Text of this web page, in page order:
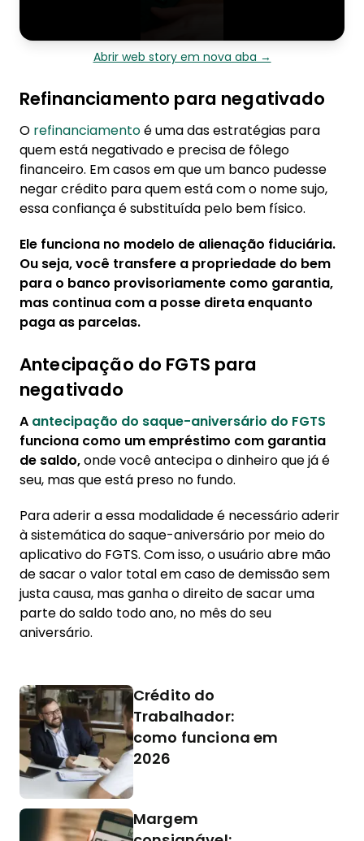
Abrir web story em nova aba →
Refinanciamento para negativado
O refinanciamentoé uma das estratégias para
quem está negativado e precisa de fôlego
financeiro. Em casos em que um banco pudesse
negar crédito para quem está com o nome sujo,
essa confiança é substituída pelo bem físico.
Ele funciona no modelo de alienação fiduciária.
Ou seja, você transfere a propriedade do bem
para o banco provisoriamente como garantia,
mas continua com a posse direta enquanto
paga as parcelas.
Antecipação do FGTS para
negativado
A antecipação do saque-aniversário do FGTS
funciona como um empréstimo com garantia
de saldo,onde você antecipa o dinheiro que já é
seu, mas que está preso no fundo.
Para aderir a essa modalidade é necessário aderir
à sistemática do saque-aniversário por meio do
aplicativo do FGTS. Com isso, o usuário abre mão
de sacar o valor total em caso de demissão sem
justa causa, mas ganha o direito de sacar uma
parte do saldo todo ano, no mês do seu
aniversário.
Crédito do
Trabalhador:
como funciona em
2026
Margem